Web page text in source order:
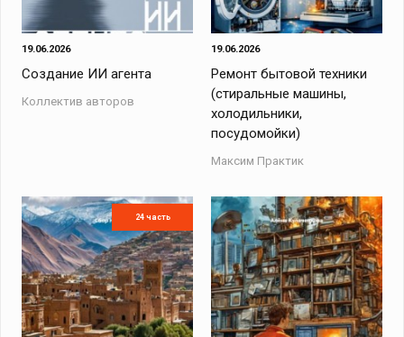
19.06.2026
Создание ИИ агента
Коллектив авторов
19.06.2026
Ремонт бытовой техники
(стиральные машины,
холодильники,
посудомойки)
Максим Практик
24 часть